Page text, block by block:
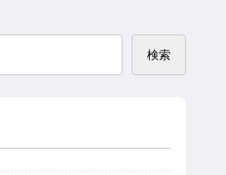
検索